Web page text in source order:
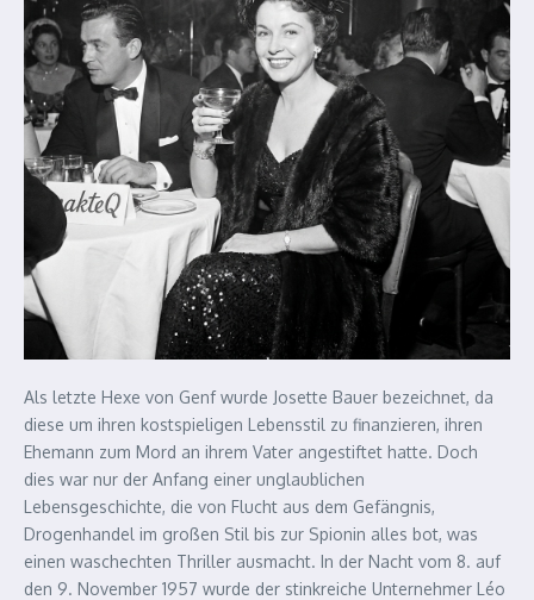
Als letzte Hexe von Genf wurde Josette Bauer bezeichnet, da
diese um ihren kostspieligen Lebensstil zu finanzieren, ihren
Ehemann zum Mord an ihrem Vater angestiftet hatte. Doch
dies war nur der Anfang einer unglaublichen
Lebensgeschichte, die von Flucht aus dem Gefängnis,
Drogenhandel im großen Stil bis zur Spionin alles bot, was
einen waschechten Thriller ausmacht. In der Nacht vom 8. auf
den 9. November 1957 wurde der stinkreiche Unternehmer Léo